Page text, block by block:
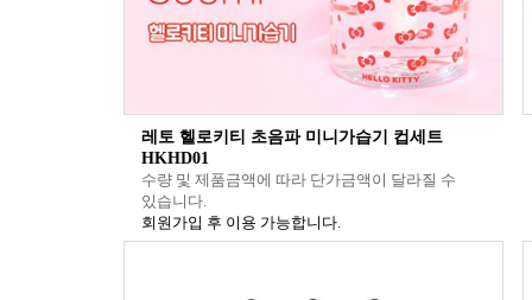
레토 헬로키티 초음파 미니가습기 컵세트
HKHD01
수량 및 제품금액에 따라 단가금액이 달라질 수
있습니다.
회원가입 후 이용 가능합니다.